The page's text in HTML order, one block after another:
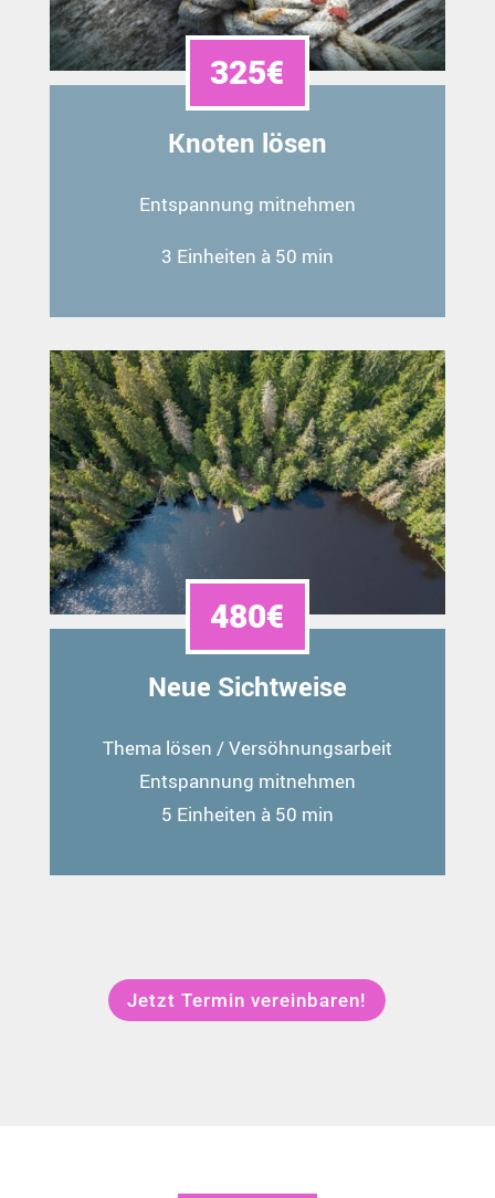
325€
Knoten lösen
Entspannung mitnehmen
3 Einheiten à 50 min
480€
Neue Sichtweise
Thema lösen / Versöhnungsarbeit
Entspannung mitnehmen
5 Einheiten à 50 min
Jetzt Termin vereinbaren!